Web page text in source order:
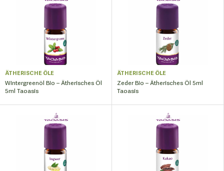
ÄTHERISCHE ÖLE
Wintergreenöl Bio – Ätherisches Öl
5ml Taoasis
ÄTHERISCHE ÖLE
Zeder Bio – Ätherisches Öl 5ml
Taoasis